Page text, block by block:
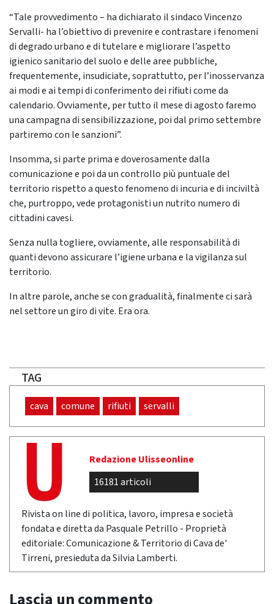
“Tale provvedimento – ha dichiarato il sindaco Vincenzo
Servalli- ha l’obiettivo di prevenire e contrastare i fenomeni
di degrado urbano e di tutelare e migliorare l’aspetto
igienico sanitario del suolo e delle aree pubbliche,
frequentemente, insudiciate, soprattutto, per l’inosservanza
ai modi e ai tempi di conferimento dei rifiuti come da
calendario. Ovviamente, per tutto il mese di agosto faremo
una campagna di sensibilizzazione, poi dal primo settembre
partiremo con le sanzioni”.
Insomma, si parte prima e doverosamente dalla
comunicazione e poi da un controllo più puntuale del
territorio rispetto a questo fenomeno di incuria e di inciviltà
che, purtroppo, vede protagonisti un nutrito numero di
cittadini cavesi.
Senza nulla togliere, ovviamente, alle responsabilità di
quanti devono assicurare l’igiene urbana e la vigilanza sul
territorio.
In altre parole, anche se con gradualità, finalmente ci sarà
nel settore un giro di vite. Era ora.
TAG
cava comune rifiuti servalli
Redazione Ulisseonline
16181 articoli
Rivista on line di politica, lavoro, impresa e società
fondata e diretta da Pasquale Petrillo - Proprietà
editoriale: Comunicazione & Territorio di Cava de'
Tirreni, presieduta da Silvia Lamberti.